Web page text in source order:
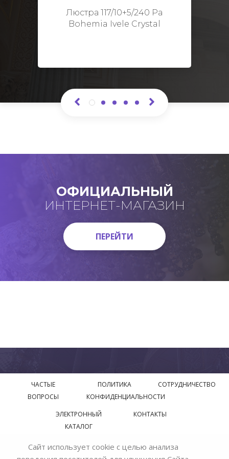
Люстра 117/10+5/240 Pa
Bohemia Ivele Crystal
ОФИЦИАЛЬНЫЙ
ИНТЕРНЕТ-МАГАЗИН
ПЕРЕЙТИ
ПЕРЕЙТИ
ЧАСТЫЕ
ВОПРОСЫ
ПОЛИТИКА
КОНФИДЕНЦИАЛЬНОСТИ
СОТРУДНИЧЕСТВО
ЭЛЕКТРОННЫЙ
КАТАЛОГ
КОНТАКТЫ
© 2018—2026 Официальный сайт завода производителя
Сайт использует cookie с целью анализа